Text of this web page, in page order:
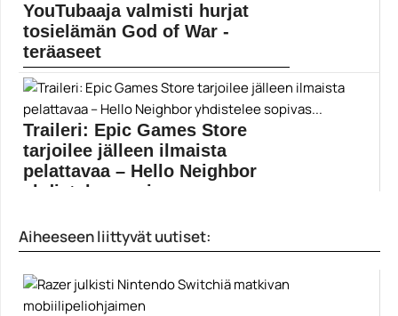
YouTubaaja valmisti hurjat
tosielämän God of War -
teräaseet
YouTubaaja Cory Barlog näyttää uudella videollaan,
kuinka valmistetaan...
God of War
Traileri: Epic Games Store
tarjoilee jälleen ilmaista
pelattavaa – Hello Neighbor
yhdistelee sopivas...
Games...
Aiheeseen liittyvät uutiset: